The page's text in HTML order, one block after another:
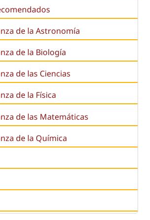
de la Astronomía
de la Biología
de las Ciencias
de la Física
de las Matemáticas
de la Química